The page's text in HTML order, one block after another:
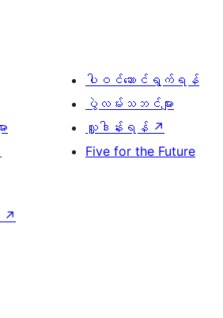
ပါဝင်ဆောင်ရွက်ရန်
ပွဲလမ်းသဘင်များ
လှူဒါန်းရန် ↗
Five for the Future
↗